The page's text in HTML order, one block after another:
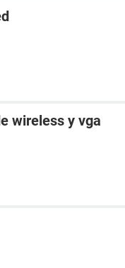
wireless y vga